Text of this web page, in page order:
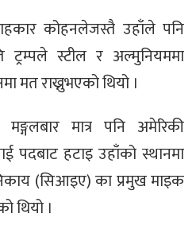
कोहनलेजस्तै उहाँले पनि
ट्रम्पले स्टील र अल्मुनियममा
मत राख्नुभएको थियो ।
मङ्गलबार मात्र पनि अमेरिकी
पदबाट हटाइ उहाँको स्थानमा
(सिआइए) का प्रमुख माइक
थियो ।